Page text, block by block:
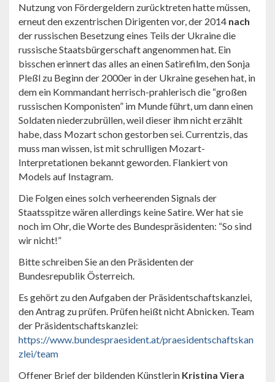
Nutzung von Fördergeldern zurücktreten hatte müssen,
erneut den exzentrischen Dirigenten vor, der 2014 nach
der russischen Besetzung eines Teils der Ukraine die
russische Staatsbürgerschaft angenommen hat. Ein
bisschen erinnert das alles an einen Satirefilm, den Sonja
Pleßl zu Beginn der 2000er in der Ukraine gesehen hat, in
dem ein Kommandant herrisch-prahlerisch die “großen
russischen Komponisten” im Munde führt, um dann einen
Soldaten niederzubrüllen, weil dieser ihm nicht erzählt
habe, dass Mozart schon gestorben sei. Currentzis, das
muss man wissen, ist mit schrulligen Mozart-
Interpretationen bekannt geworden. Flankiert von
Models auf Instagram.
Die Folgen eines solch verheerenden Signals der
Staatsspitze wären allerdings keine Satire. Wer hat sie
noch im Ohr, die Worte des Bundespräsidenten: “So sind
wir nicht!”
Bitte schreiben Sie an den Präsidenten der
Bundesrepublik Österreich.
Es gehört zu den Aufgaben der Präsidentschaftskanzlei,
den Antrag zu prüfen. Prüfen heißt nicht Abnicken. Team
der Präsidentschaftskanzlei:
https://www.bundespraesident.at/praesidentschaftskan
zlei/team
Offener Brief der bildenden Künstlerin Kristina Viera